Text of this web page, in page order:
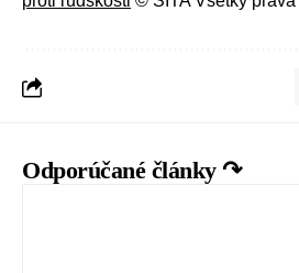
Odporúčané články ↷